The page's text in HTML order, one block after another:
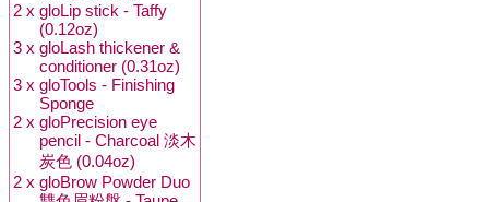
2 x gloLip stick - Taffy
(0.12oz)
3 x gloLash thickener &
conditioner (0.31oz)
3 x gloTools - Finishing
Sponge
2 x gloPrecision eye
pencil - Charcoal 淡木
炭色 (0.04oz)
2 x gloBrow Powder Duo